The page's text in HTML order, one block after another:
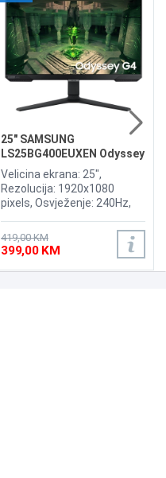
25" SAMSUNG
LS25BG400EUXEN Odyssey
G4 240Hz Display
Velicina ekrana: 25",
Rezolucija: 1920x1080
pixels, Osvježenje: 240Hz,
nVidia G-Sync, Osvjetljenje:
400 cd/m², Vrijeme odziva:
1ms, Priključci: 2xHDMI,
Displayport
419,00 KM
399,00 KM